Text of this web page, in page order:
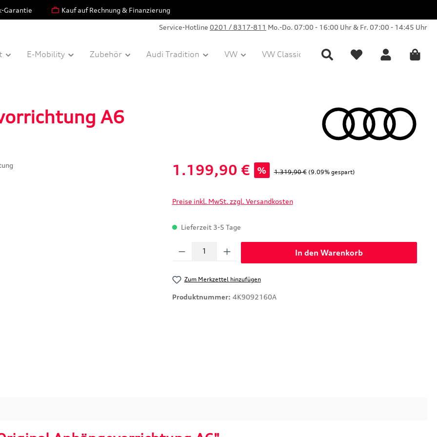
Garantie Kauf auf Rechnung & Finanzierung
Service-Hotline 0201 / 8317-811 Mo.-Do. 07:00 - 16:00 Uhr & Fr. 07:00 - 14:45 Uhr
E-Mobility Zubehör Audi Tradition VW VW Classic Parts Sale Collection
A6
Verkaufspreis:
1.199,90 € % Regulärer Preis:
1.319,90 € (9.09% gespart)
Preise inkl. MwSt. zzgl. Versandkosten
Lieferzeit 3-5 Tage
Produkt Anzahl: Gib den gewünschten Wert ein oder benutze die Schaltflächen um
In den Warenkorb
Zum Merkzettel hinzufügen
Produktnummer: 4K9092160A